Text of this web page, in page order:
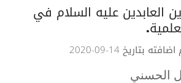
العابدين عليه السلام في
بتاريخ 14-09-2020
الحسني